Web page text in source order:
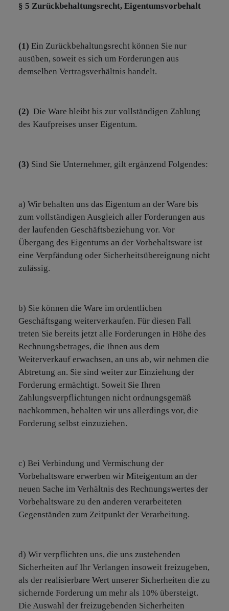
§ 5 Zurückbehaltungsrecht, Eigentumsvorbehalt
(1) Ein Zurückbehaltungsrecht können Sie nur
ausüben, soweit es sich um Forderungen aus
demselben Vertragsverhältnis handelt.
(2) Die Ware bleibt bis zur vollständigen Zahlung
des Kaufpreises unser Eigentum.
(3) Sind Sie Unternehmer, gilt ergänzend Folgendes:
a) Wir behalten uns das Eigentum an der Ware bis
zum vollständigen Ausgleich aller Forderungen aus
der laufenden Geschäftsbeziehung vor. Vor
Übergang des Eigentums an der Vorbehaltsware ist
eine Verpfändung oder Sicherheitsübereignung nicht
zulässig.
b) Sie können die Ware im ordentlichen
Geschäftsgang weiterverkaufen. Für diesen Fall
treten Sie bereits jetzt alle Forderungen in Höhe des
Rechnungsbetrages, die Ihnen aus dem
Weiterverkauf erwachsen, an uns ab, wir nehmen die
Abtretung an. Sie sind weiter zur Einziehung der
Forderung ermächtigt. Soweit Sie Ihren
Zahlungsverpflichtungen nicht ordnungsgemäß
nachkommen, behalten wir uns allerdings vor, die
Forderung selbst einzuziehen.
c) Bei Verbindung und Vermischung der
Vorbehaltsware erwerben wir Miteigentum an der
neuen Sache im Verhältnis des Rechnungswertes der
Vorbehaltsware zu den anderen verarbeiteten
Gegenständen zum Zeitpunkt der Verarbeitung.
d) Wir verpflichten uns, die uns zustehenden
Sicherheiten auf Ihr Verlangen insoweit freizugeben,
als der realisierbare Wert unserer Sicherheiten die zu
sichernde Forderung um mehr als 10% übersteigt.
Die Auswahl der freizugebenden Sicherheiten